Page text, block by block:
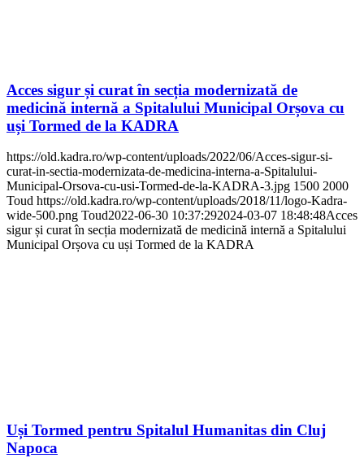
Acces sigur și curat în secția modernizată de
medicină internă a Spitalului Municipal Orșova cu
uși Tormed de la KADRA
https://old.kadra.ro/wp-content/uploads/2022/06/Acces-sigur-si-
curat-in-sectia-modernizata-de-medicina-interna-a-Spitalului-
Municipal-Orsova-cu-usi-Tormed-de-la-KADRA-3.jpg 1500 2000
Toud https://old.kadra.ro/wp-content/uploads/2018/11/logo-Kadra-
wide-500.png Toud2022-06-30 10:37:292024-03-07 18:48:48Acces
sigur și curat în secția modernizată de medicină internă a Spitalului
Municipal Orșova cu uși Tormed de la KADRA
Uși Tormed pentru Spitalul Humanitas din Cluj
Napoca